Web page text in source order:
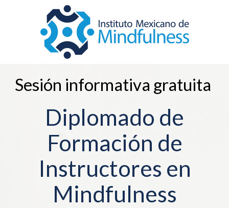
Sesión informativa gratuita
Diplomado de
Formación de
Instructores en
Mindfulness